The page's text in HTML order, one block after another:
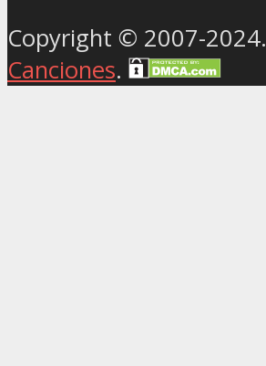
Copyright © 2007-2024.
Canciones.